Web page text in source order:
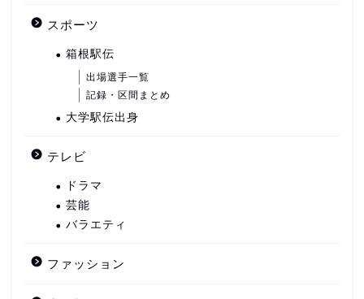
スポーツ
箱根駅伝
出場選手一覧
記録・区間まとめ
大学駅伝出身
テレビ
ドラマ
芸能
バラエティ
ファッション